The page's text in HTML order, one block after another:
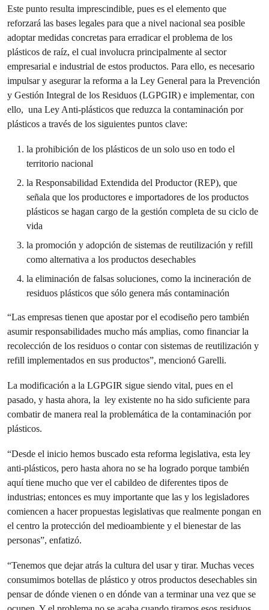
Este punto resulta imprescindible, pues es el elemento que
reforzará las bases legales para que a nivel nacional sea posible
adoptar medidas concretas para erradicar el problema de los
plásticos de raíz, el cual involucra principalmente al sector
empresarial e industrial de estos productos. Para ello, es necesario
impulsar y asegurar la reforma a la Ley General para la Prevención
y Gestión Integral de los Residuos (LGPGIR) e implementar, con
ello, una Ley Anti-plásticos que reduzca la contaminación por
plásticos a través de los siguientes puntos clave:
la prohibición de los plásticos de un solo uso en todo el
territorio nacional
la Responsabilidad Extendida del Productor (REP), que
señala que los productores e importadores de los productos
plásticos se hagan cargo de la gestión completa de su ciclo de
vida
la promoción y adopción de sistemas de reutilización y refill
como alternativa a los productos desechables
la eliminación de falsas soluciones, como la incineración de
residuos plásticos que sólo genera más contaminación
“Las empresas tienen que apostar por el ecodiseño pero también
asumir responsabilidades mucho más amplias, como financiar la
recolección de los residuos o contar con sistemas de reutilización y
refill implementados en sus productos”, mencionó Garelli.
La modificación a la LGPGIR sigue siendo vital, pues en el
pasado, y hasta ahora, la ley existente no ha sido suficiente para
combatir de manera real la problemática de la contaminación por
plásticos.
“Desde el inicio hemos buscado esta reforma legislativa, esta ley
anti-plásticos, pero hasta ahora no se ha logrado porque también
aquí tiene mucho que ver el cabildeo de diferentes tipos de
industrias; entonces es muy importante que las y los legisladores
comiencen a hacer propuestas legislativas que realmente pongan en
el centro la protección del medioambiente y el bienestar de las
personas”, enfatizó.
“Tenemos que dejar atrás la cultura del usar y tirar. Muchas veces
consumimos botellas de plástico y otros productos desechables sin
pensar de dónde vienen o en dónde van a terminar una vez que se